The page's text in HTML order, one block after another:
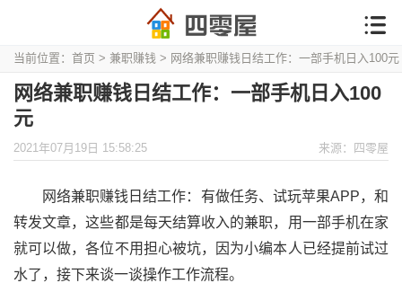
当前位置： 首页 > 兼职赚钱 > 网络兼职赚钱日结工作：一部手机日入100元
网络兼职赚钱日结工作：一部手机日入100
元
2021年07月19日 15:58:25 来源：四零屋
网络兼职赚钱日结工作：有做任务、试玩苹果APP，和
转发文章，这些都是每天结算收入的兼职，用一部手机在家
就可以做，各位不用担心被坑，因为小编本人已经提前试过
水了，接下来谈一谈操作工作流程。